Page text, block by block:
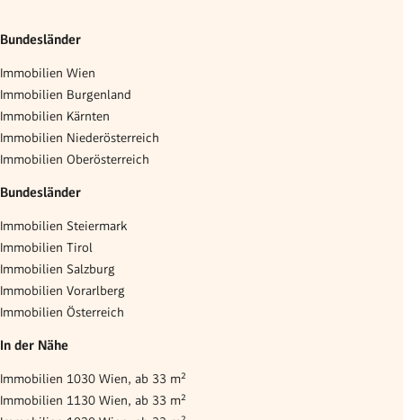
Bundesländer
Immobilien Wien
Immobilien Burgenland
Immobilien Kärnten
Immobilien Niederösterreich
Immobilien Oberösterreich
Bundesländer
Immobilien Steiermark
Immobilien Tirol
Immobilien Salzburg
Immobilien Vorarlberg
Immobilien Österreich
In der Nähe
Immobilien 1030 Wien, ab 33 m²
Immobilien 1130 Wien, ab 33 m²